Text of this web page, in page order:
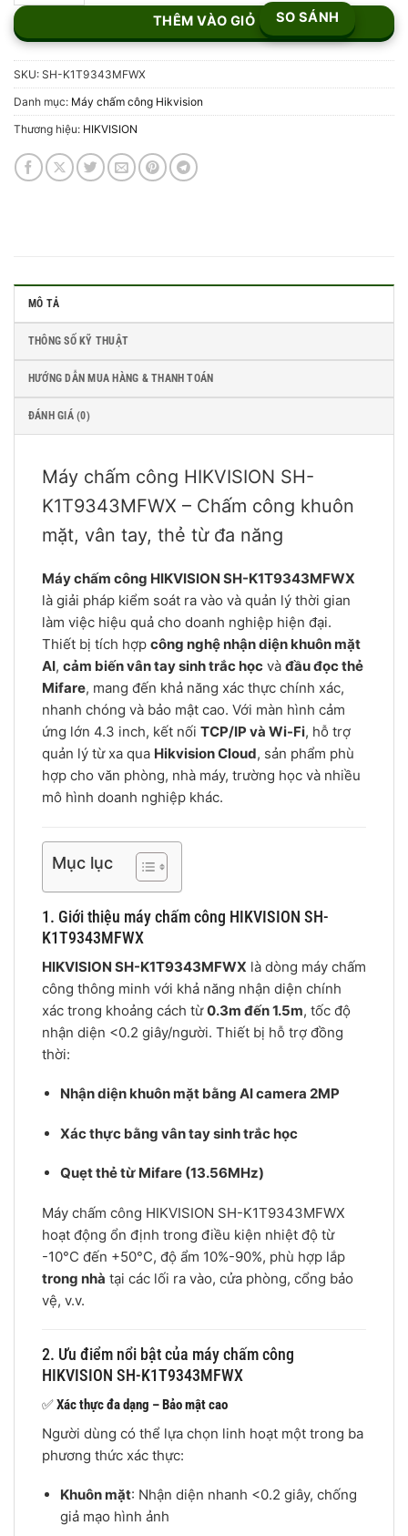
THÊM VÀO GIỎ SO SÁNH
SKU: SH-K1T9343MFWX
Danh mục: Máy chấm công Hikvision
Thương hiệu: HIKVISION
MÔ TẢ
THÔNG SỐ KỸ THUẬT
HƯỚNG DẪN MUA HÀNG & THANH TOÁN
ĐÁNH GIÁ (0)
Máy chấm công HIKVISION SH-
K1T9343MFWX – Chấm công khuôn
mặt, vân tay, thẻ từ đa năng
Máy chấm công HIKVISION SH-K1T9343MFWX
là giải pháp kiểm soát ra vào và quản lý thời gian
làm việc hiệu quả cho doanh nghiệp hiện đại.
Thiết bị tích hợp công nghệ nhận diện khuôn mặt
AI, cảm biến vân tay sinh trắc học và đầu đọc thẻ
Mifare, mang đến khả năng xác thực chính xác,
nhanh chóng và bảo mật cao. Với màn hình cảm
ứng lớn 4.3 inch, kết nối TCP/IP và Wi-Fi, hỗ trợ
quản lý từ xa qua Hikvision Cloud, sản phẩm phù
hợp cho văn phòng, nhà máy, trường học và nhiều
mô hình doanh nghiệp khác.
Mục lục
1. Giới thiệu máy chấm công HIKVISION SH-
K1T9343MFWX
HIKVISION SH-K1T9343MFWX là dòng máy chấm
công thông minh với khả năng nhận diện chính
xác trong khoảng cách từ0.3m đến 1.5m, tốc độ
nhận diện <0.2 giây/người. Thiết bị hỗ trợ đồng
thời:
Nhận diện khuôn mặt bằng AI camera 2MP
Xác thực bằng vân tay sinh trắc học
Quẹt thẻ từ Mifare (13.56MHz)
Máy chấm công HIKVISION SH-K1T9343MFWX
hoạt động ổn định trong điều kiện nhiệt độ từ
-10°C đến +50°C, độ ẩm 10%-90%, phù hợp lắp
trong nhà tại các lối ra vào, cửa phòng, cổng bảo
vệ, v.v.
2. Ưu điểm nổi bật của máy chấm công
HIKVISION SH-K1T9343MFWX
✅Xác thực đa dạng – Bảo mật cao
Người dùng có thể lựa chọn linh hoạt một trong ba
phương thức xác thực:
Khuôn mặt: Nhận diện nhanh <0.2 giây, chống
giả mạo hình ảnh